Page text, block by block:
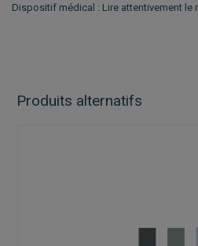
Dispositif médical : Lire attentivement le
Produits alternatifs